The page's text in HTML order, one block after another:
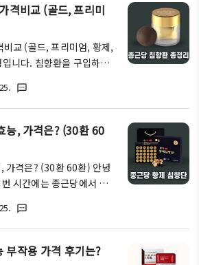
..
행개선제의 원료로 사용되
도 함께 다루어볼 예정이
정보성 목적의 글입니다.
장 먼저 혈행개선 영양제
접할 수 있는 성분이 바로
'나토키나제'..
격비교 (골드, 프리미
교 (골드, 프리미엄, 황제,
니다. 침향환을 구입하기
는 것인지 혼란스러운 경우
이유는 종근당에서는 보
양한 형태로 침향환을 판
서 이번 글에서는 각각의
정보성 목적의 글입니다.
저 종근당에서 판매하는
, 이 중에서도 개인이 먹
실속형의 경우..
textsms
능, 가격은? (30환 60
가격은? (30환 60환) 안녕
시간에는 종근당에서 제조
알아보는 시간을 가져보도
침향단에 대한 상식과, 어
하면 좋은지에 대해서도 함
textsms
부작용 가격 후기는?